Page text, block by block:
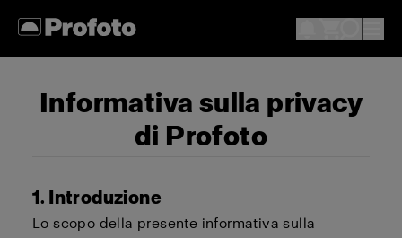
Informativa sulla privacy
di Profoto
1. Introduzione
Lo scopo della presente informativa sulla